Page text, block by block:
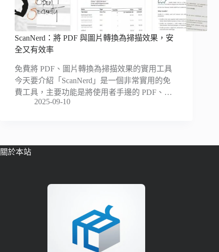
ScanNerd：將 PDF 與圖片轉換為掃描效果，安
全又有效率
免費將 PDF、圖片轉換為掃描效果的實用工具
今天要介紹「ScanNerd」是一個非常實用的免
費工具，主要功能是將使用者手邊的 PDF、…
2025-09-10
關於本站